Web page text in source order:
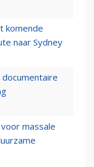
komende
naar Sydney
massale